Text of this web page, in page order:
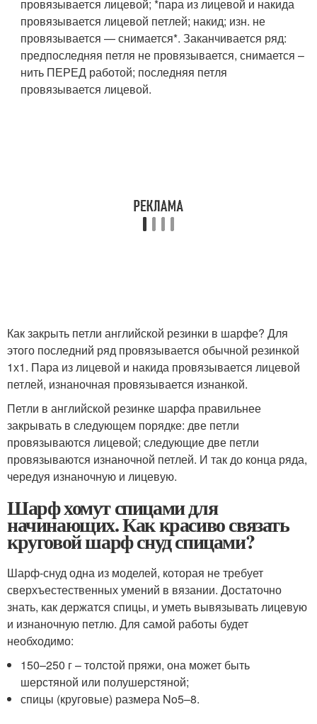
провязывается лицевой; *пара из лицевой и накида
провязывается лицевой петлей; накид; изн. не
провязывается — снимается*. Заканчивается ряд:
предпоследняя петля не провязывается, снимается –
нить ПЕРЕД работой; последняя петля
провязывается лицевой.
Как закрыть петли английской резинки в шарфе? Для
этого последний ряд провязывается обычной резинкой
1х1. Пара из лицевой и накида провязывается лицевой
петлей, изнаночная провязывается изнанкой.
Петли в английской резинке шарфа правильнее
закрывать в следующем порядке: две петли
провязываются лицевой; следующие две петли
провязываются изнаночной петлей. И так до конца ряда,
чередуя изнаночную и лицевую.
Шарф хомут спицами для
начинающих. Как красиво связать
круговой шарф снуд спицами?
Шарф-снуд одна из моделей, которая не требует
сверхъестественных умений в вязании. Достаточно
знать, как держатся спицы, и уметь вывязывать лицевую
и изнаночную петлю. Для самой работы будет
необходимо:
150–250 г – толстой пряжи, она может быть
шерстяной или полушерстяной;
спицы (круговые) размера No5–8.